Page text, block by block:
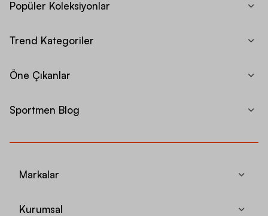
Popüler Koleksiyonlar
Trend Kategoriler
Öne Çıkanlar
Sportmen Blog
Markalar
Kurumsal